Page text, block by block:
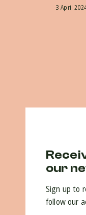
3 April
our
Sign up to
follow our